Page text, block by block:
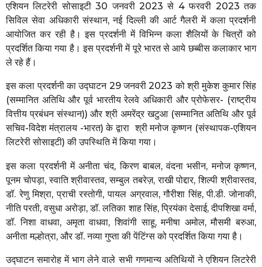
एशियन लिटरेरी सोसाइटी 30 जनवरी 2023 से 4 फरवरी 2023 तक
सिविल सेवा अधिकारी संस्थान, नई दिल्ली की आर्ट गैलरी में कला प्रदर्शनी
आयोजित कर रही है। इस प्रदर्शनी में विभिन्न कला शैलियों के चित्रों को
प्रदर्शित किया गया है। इस प्रदर्शनी में पूरे भारत से आये छब्बीस कलाकार भाग
ले रहे हैं।
इस कला प्रदर्शनी का उद्घाटन 29 जनवरी 2023 को श्री मुकेश कुमार सिंह
(सम्मानित अतिथि और पूर्व भारतीय रेलवे अधिकारी और प्रोफेसर- (राष्ट्रीय
वित्तीय प्रबंधन संस्थान)) और श्री अमरेंद्र खटुआ (सम्मानित अतिथि और पूर्व
सचिव-विदेश मंत्रालय -भारत) के द्वारा श्री मनोज कृष्णन (संस्थापक-एशियन
लिटरेरी सोसाइटी) की उपस्थिति में किया गया।
इस कला प्रदर्शनी में अनीता चंद, किरण बाबल, वंदना भसीन, मनोज कृष्णन,
पूनम चोपड़ा, स्वाति श्रीवास्तव, सम्बुल तबरेज़, राखी पोद्दार, शिल्पी श्रीवास्तव,
डॉ. रेणु मिश्रा, प्राची रस्तोगी, पायल अग्रवाल, गौरीशा सिंह, पी.डी. जोनाकी,
नीति परती, वसुधा अरोड़ा, डॉ. लतिका शाह सिंह, प्रियंका देसाई, दीपशिखा वर्मा,
डॉ. निशा वाधवा, अमृता वाधवा, शिवांगी साहू, मनीषा अमोल, मौसमी बरुआ,
अनीता मल्होत्रा, और डॉ. नव्या गुप्ता की पेंटिंग्स को प्रदर्शित किया गया है।
उद्घाटन समारोह में भाग लेने वाले सभी गणमान्य अतिथियों ने एशियन लिटरेरी